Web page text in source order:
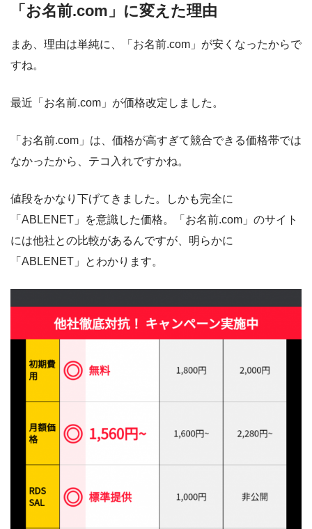
「お名前.com」に変えた理由
まあ、理由は単純に、「お名前.com」が安くなったからで
すね。
最近「お名前.com」が価格改定しました。
「お名前.com」は、価格が高すぎて競合できる価格帯では
なかったから、テコ入れですかね。
値段をかなり下げてきました。しかも完全に
「ABLENET」を意識した価格。「お名前.com」のサイト
には他社との比較があるんですが、明らかに
「ABLENET」とわかります。